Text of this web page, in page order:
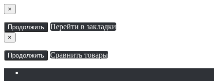
×
Продолжить Перейти в закладки
×
Продолжить Сравнить товары